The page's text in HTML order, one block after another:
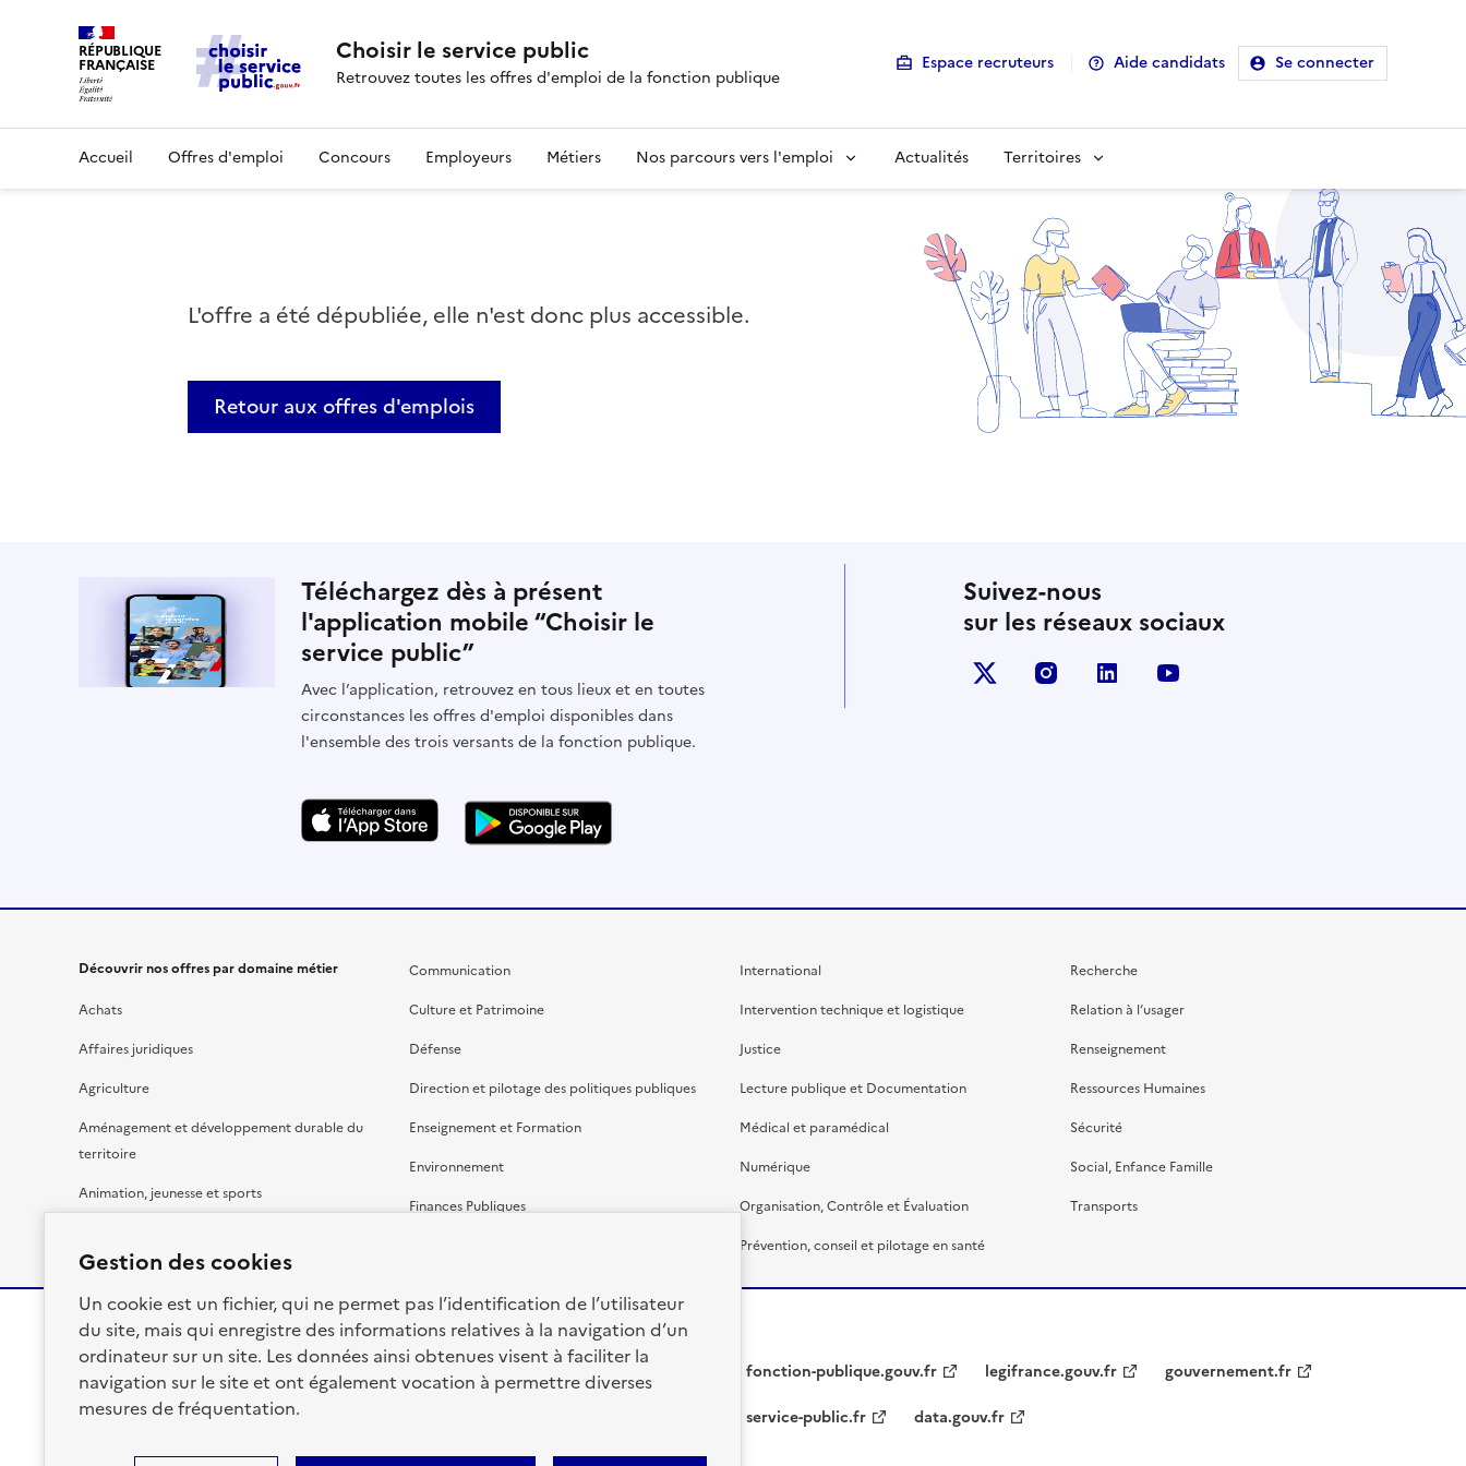
Gestion des cookies
Un cookie est un fichier, qui ne permet pas l’identification de l’utilisateur
du site, mais qui enregistre des informations relatives à la navigation d’un
ordinateur sur un site. Les données ainsi obtenues visent à faciliter la
navigation sur le site et ont également vocation à permettre diverses
mesures de fréquentation.
RÉPUBLIQUE
FRANÇAISE Choisir le service public
Retrouvez toutes les offres d'emploi de la fonction publique
Espace recruteurs Aide candidats Se connecter
Accueil Offres d'emploi Concours Employeurs Métiers Nos parcours vers l'emploi Actualités Territoires
L'offre a été dépubliée, elle n'est donc plus accessible.
Retour aux offres d'emplois
Téléchargez dès à présent
l'application mobile “Choisir le
service public”
Avec l’application, retrouvez en tous lieux et en toutes
circonstances les offres d'emploi disponibles dans
l'ensemble des trois versants de la fonction publique.
Suivez-nous
sur les réseaux sociaux
X (anciennement Twitter)
instagramlinkedin
Découvrir nos offres par domaine métier
Achats
Affaires juridiques
Agriculture
Aménagement et développement durable du
territoire
Animation, jeunesse et sports
Communication
Culture et Patrimoine
Défense
Direction et pilotage des politiques publiques
Enseignement et Formation
Environnement
Finances Publiques
International
Intervention technique et logistique
Justice
Lecture publique et Documentation
Médical et paramédical
Numérique
Organisation, Contrôle et Évaluation
Prévention, conseil et pilotage en santé
Recherche
Relation à l’usager
Renseignement
Ressources Humaines
Sécurité
Social, Enfance Famille
Transports
RÉPUBLIQUE
FRANÇAISE fonction-publique.gouv.fr legifrance.gouv.fr
gouvernement.fr
service-public.fr
data.gouv.fr